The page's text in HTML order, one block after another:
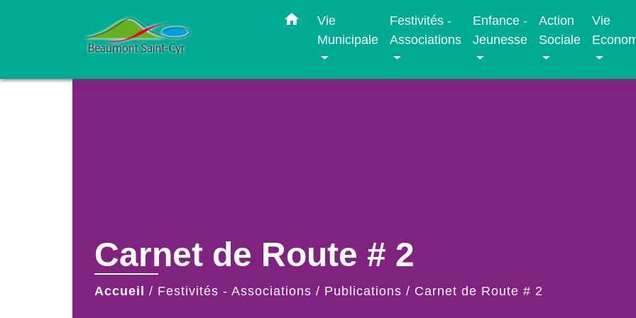
home
Vie
Municipale
Festivités -
Associations
Enfance -
Jeunesse
Action
Sociale
Vie
Carnet de Route # 2
Accueil / Festivités - Associations / Publications / Carnet de Route # 2